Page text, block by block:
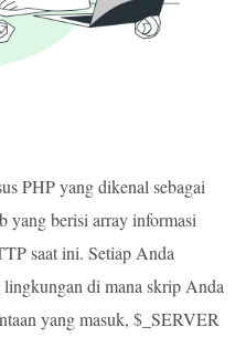
PHP yang dikenal sebagai
yang berisi array informasi
saat ini. Setiap Anda
lingkungan di mana skrip Anda
yang masuk, $_SERVER